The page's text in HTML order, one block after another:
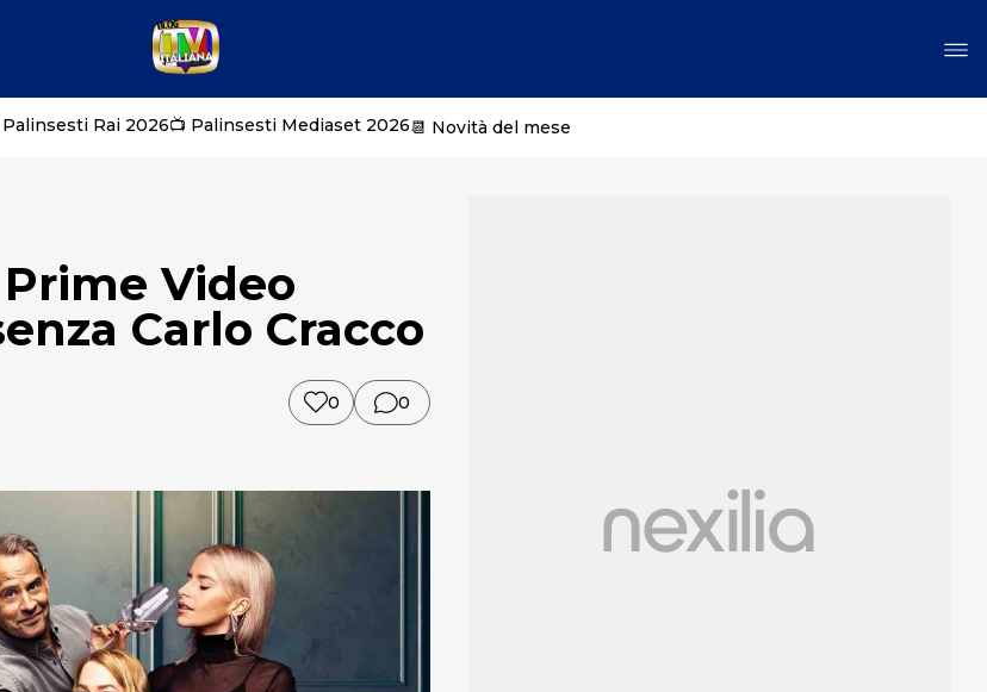
Palinsesti Rai 2026📺 Palinsesti Mediaset 2026📆 Novità del mese
Video
Carlo Cracco
0 0